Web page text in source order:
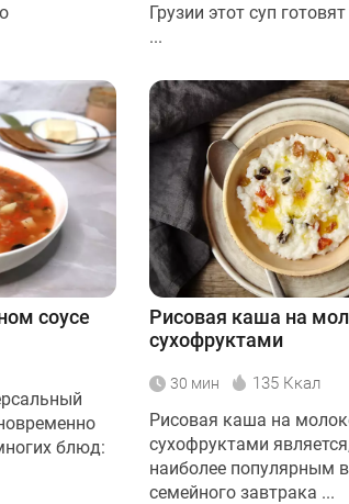
Грузии этот суп
...
соусе
блюд:
Рисовая каша на
сухофруктами
30 мин 135 Ккал
Рисовая каша на
сухофруктами
наиболее популярным
семейного завтрака ...